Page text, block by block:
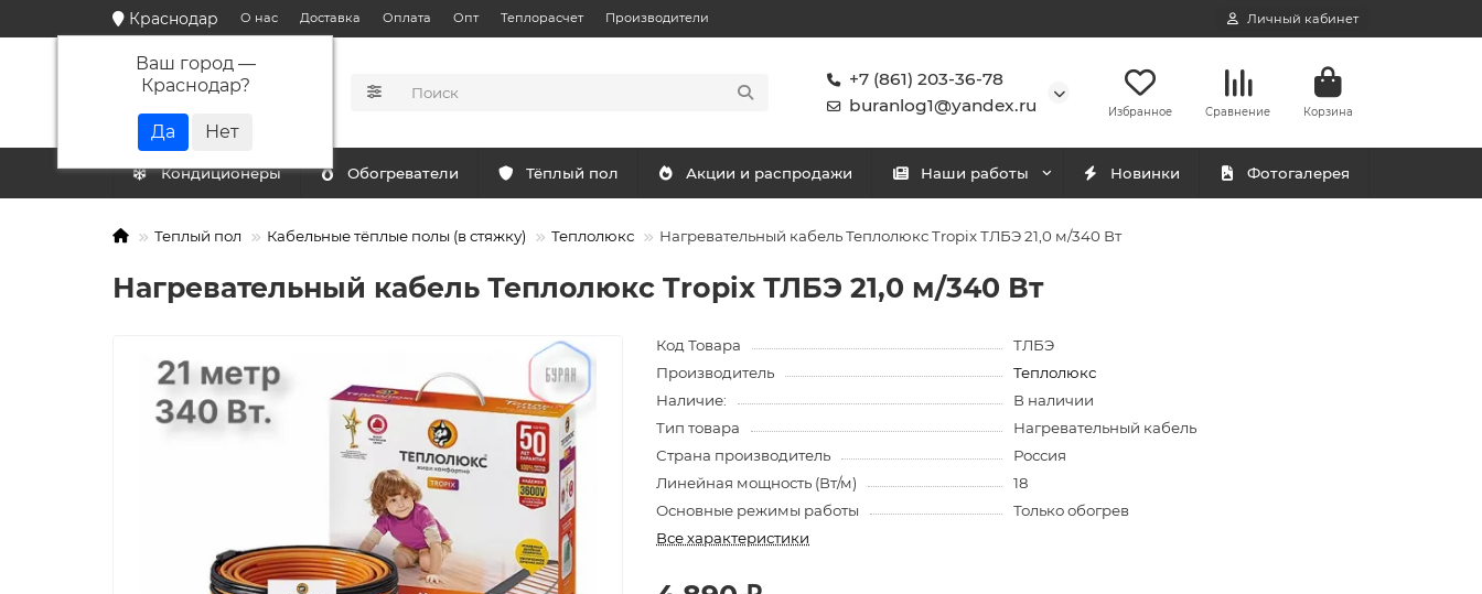
Краснодар
Ваш город —
Краснодар?
О нас Доставка Оплата Опт Теплорасчет Производители Личный кабинет
КАТАЛОГ
+7 (861) 203-36-78
buranlog1@yandex.ru
Избранное Сравнение Корзина
Кондиционеры Обогреватели Тёплый пол Акции и распродажи Наши работы Новинки Фотогалерея
Теплый пол Кабельные тёплые полы (в стяжку) Теплолюкс Нагревательный кабель Теплолюкс Tropix ТЛБЭ 21,0 м/340 Вт
Нагревательный кабель Теплолюкс Tropix ТЛБЭ 21,0 м/340 Вт
Код Товара
ТЛБЭ
Производитель
Теплолюкс
Наличие:
В наличии
Тип товара
Нагревательный кабель
Страна производитель
Россия
Линейная мощность (Вт/м)
18
Основные режимы работы
Только обогрев
Все характеристики